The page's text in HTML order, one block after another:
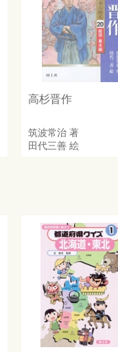
高杉晋作
筑波常治 著
田代三善 絵